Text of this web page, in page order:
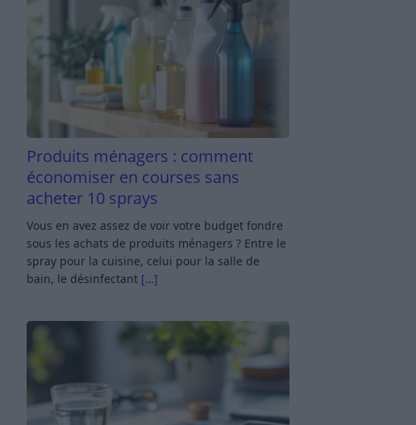
Produits ménagers : comment
économiser en courses sans
acheter 10 sprays
Vous en avez assez de voir votre budget fondre
sous les achats de produits ménagers ? Entre le
spray pour la cuisine, celui pour la salle de
bain, le désinfectant […]